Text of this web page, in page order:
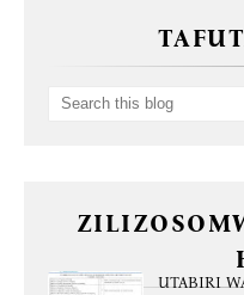
UTABIRI